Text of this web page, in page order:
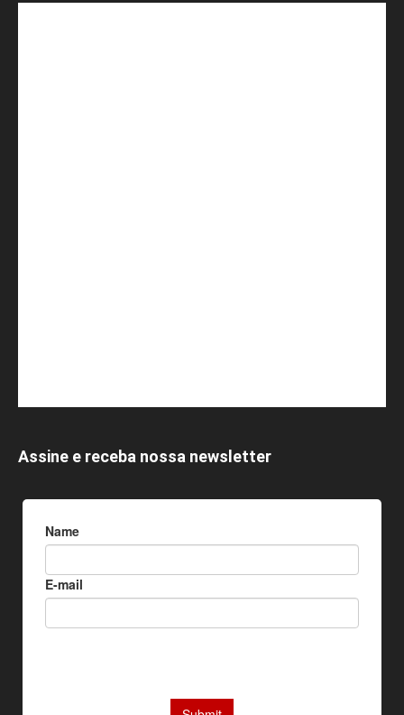
Assine e receba nossa newsletter